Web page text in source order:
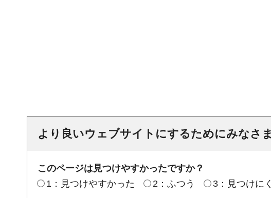
より良いウェブサイトにするためにみなさ
このページは見つけやすかったですか？
1：見つけやすかった
2：ふつう
3：見つけに